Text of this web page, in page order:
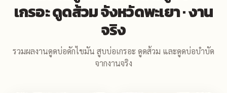
เกรอะ ดูดส้วม จังหวัดพะเยา · งาน
จริง
รวมผลงานดูดบ่อดักไขมัน สูบบ่อเกรอะ ดูดส้วม และดูดบ่อบำบัด
จากงานจริง